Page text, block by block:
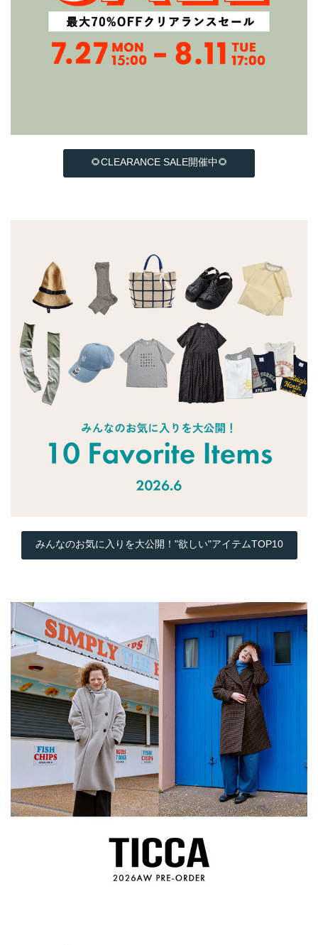
🌻CLEARANCE SALE開催中🌻
みんなのお気に入りを大公開！"欲しい"アイテムTOP10